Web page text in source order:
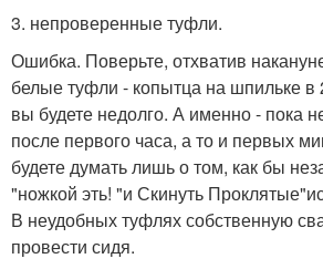
3. непроверенные туфли.
Ошибка. Поверьте, отхватив
белые туфли - копытца на шпильке в
вы будете недолго. А именно - пока
после первого часа, а то и первых
будете думать лишь о том, как бы
"ножкой эть! "и Скинуть
В неудобных туфлях собственную
провести сидя.